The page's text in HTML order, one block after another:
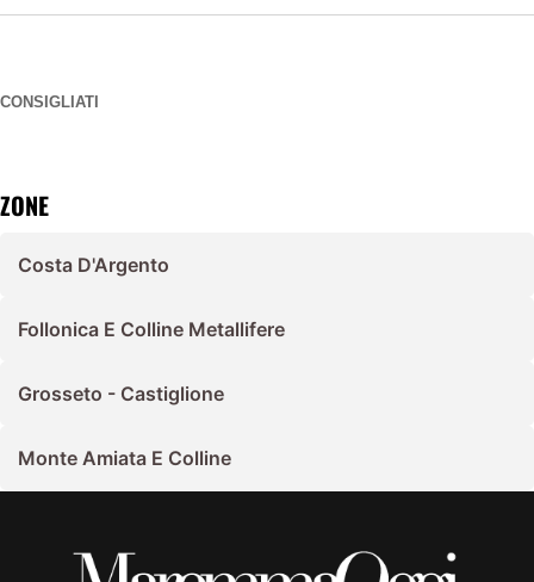
CONSIGLIATI
ZONE
Costa D'Argento
Follonica E Colline Metallifere
Grosseto - Castiglione
Monte Amiata E Colline